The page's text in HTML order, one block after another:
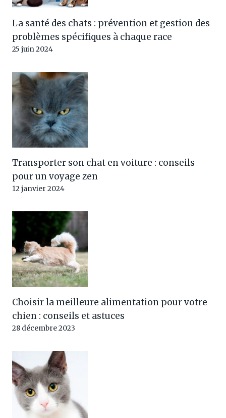
La santé des chats : prévention et gestion des
problèmes spécifiques à chaque race
25 juin 2024
Transporter son chat en voiture : conseils
pour un voyage zen
12 janvier 2024
Choisir la meilleure alimentation pour votre
chien : conseils et astuces
28 décembre 2023